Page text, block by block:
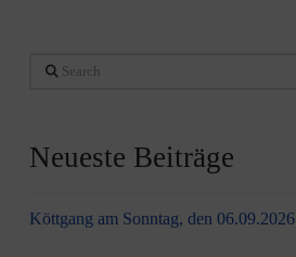
Search
Neueste Beiträge
Köttgang am Sonntag, den 06.09.2026